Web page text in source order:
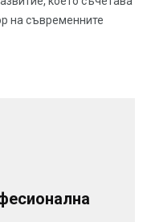
на съвременните